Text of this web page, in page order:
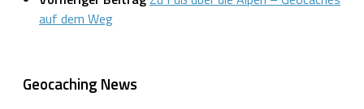
auf dem Weg
Geocaching News